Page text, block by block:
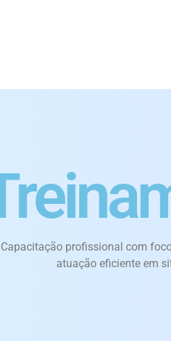
Capacitação profissional com
atuação eficiente em